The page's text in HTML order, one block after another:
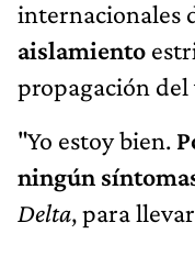
internacionales
aislamiento
propagación del
"Yo estoy bien.
ningún
Delta, para